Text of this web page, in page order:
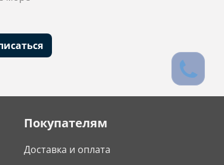
Покупателям
Доставка и оплата